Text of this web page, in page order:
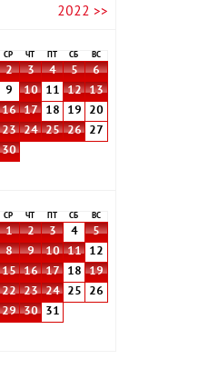
2022 >>
СР ЧТ СБ ВС
2 3 4 5
6
9 10 11 12
13
16 17 18 19
20
23 24 25 26
27
30
СР ЧТ СБ ВС
1 2 3 4
5
8 9 10 11
12
15 16 17 18
19
22 23 24 25
26
29 30 31